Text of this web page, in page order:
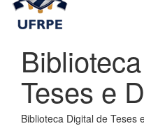
Teses e
Biblioteca Digital de Teses